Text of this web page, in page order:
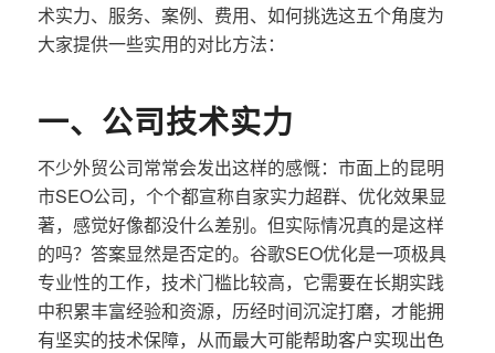
术实力、服务、案例、费用、如何挑选这五个角度为
大家提供一些实用的对比方法：
一、公司技术实力
不少外贸公司常常会发出这样的感慨：市面上的昆明
市SEO公司，个个都宣称自家实力超群、优化效果显
著，感觉好像都没什么差别。但实际情况真的是这样
的吗？答案显然是否定的。谷歌SEO优化是一项极具
专业性的工作，技术门槛比较高，它需要在长期实践
中积累丰富经验和资源，历经时间沉淀打磨，才能拥
有坚实的技术保障，从而最大可能帮助客户实现出色